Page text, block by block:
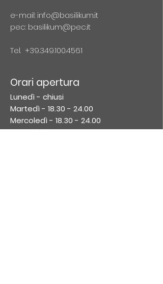
e-mail: info@basilikum.it
pec: basilikum@pec.it
Tel. +39.349.100.4561
Orari apertura
Lunedì - chiusi
Martedì - 18.30 - 24.00
Mercoledì - 18.30 - 24.00
Giovedì -18.30 - 24.00